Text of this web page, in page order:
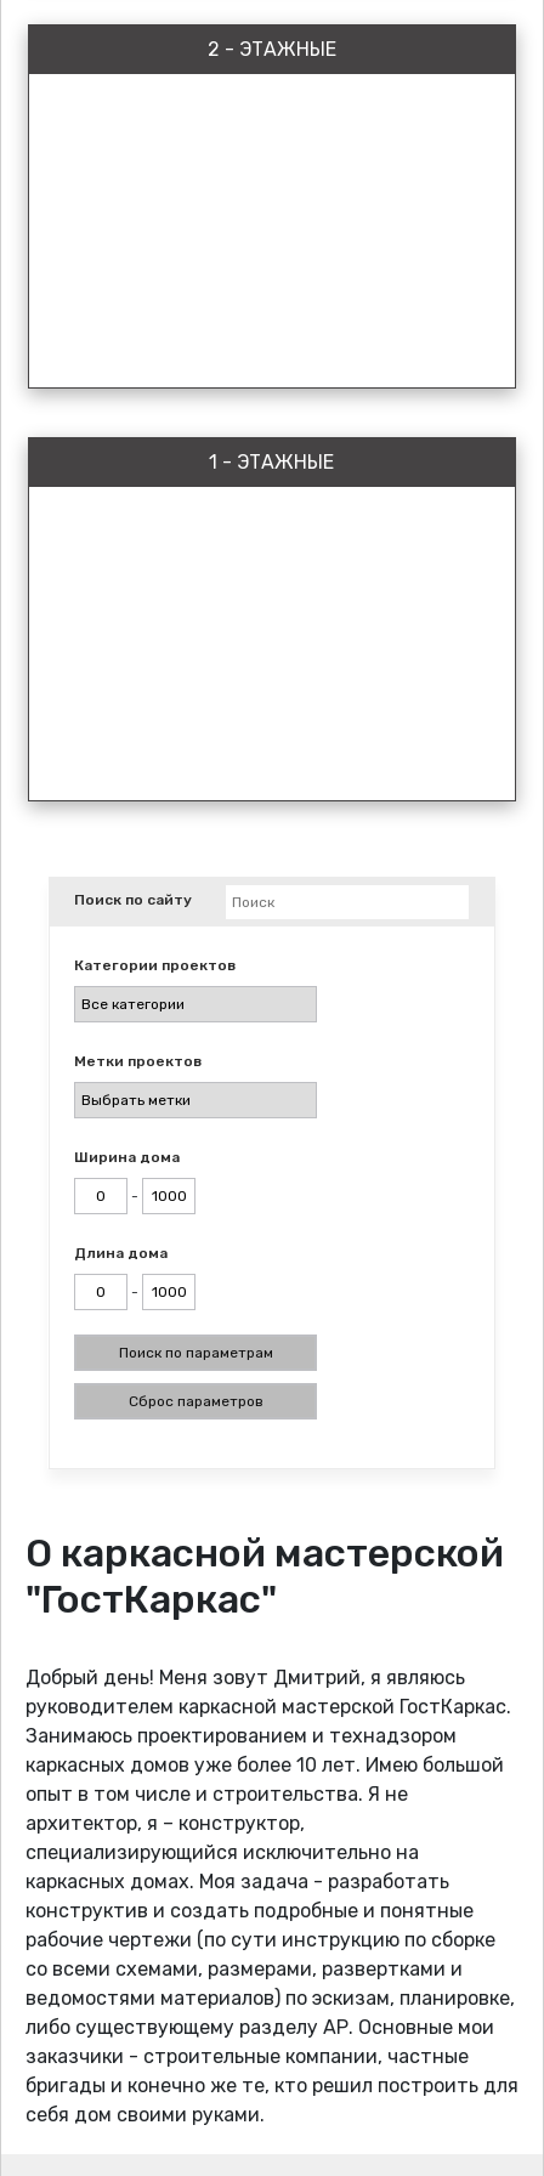
2 - ЭТАЖНЫЕ
1 - ЭТАЖНЫЕ
Поиск по сайту
Поиск
Категории проектов
Выбрать
категорию
Метки проектов
Выбрать
метки
Ширина дома
-
Длина дома
-
О каркасной мастерской
"ГостКаркас"
Добрый день! Меня зовут Дмитрий, я являюсь
руководителем каркасной мастерской ГостКаркас.
Занимаюсь проектированием и технадзором
каркасных домов уже более 10 лет. Имею большой
опыт в том числе и строительства. Я не
архитектор, я – конструктор,
специализирующийся исключительно на
каркасных домах. Моя задача - разработать
конструктив и создать подробные и понятные
рабочие чертежи (по сути инструкцию по сборке
со всеми схемами, размерами, развертками и
ведомостями материалов) по эскизам, планировке,
либо существующему разделу АР. Основные мои
заказчики - строительные компании, частные
бригады и конечно же те, кто решил построить для
себя дом своими руками.